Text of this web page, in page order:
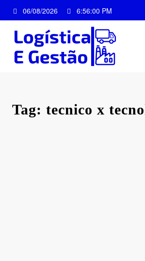
para
conteúdo
06/08/2026 6:56:00 PM
Tag: tecnico x